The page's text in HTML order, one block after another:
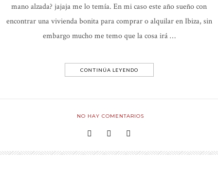
mano alzada? jajaja me lo temía. En mi caso este año sueño con
encontrar una vivienda bonita para comprar o alquilar en Ibiza, sin
embargo mucho me temo que la cosa irá …
CONTINÚA LEYENDO
NO HAY COMENTARIOS